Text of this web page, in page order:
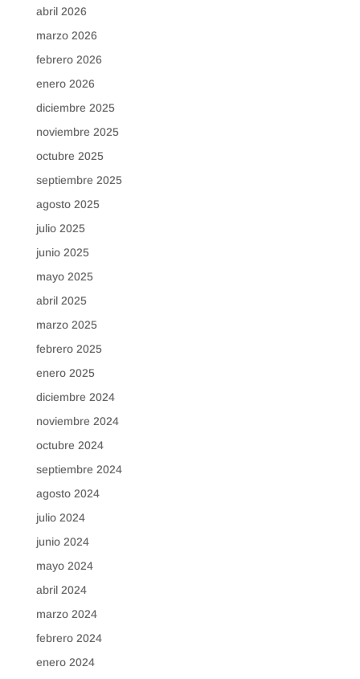
abril 2026
marzo 2026
febrero 2026
enero 2026
diciembre 2025
noviembre 2025
octubre 2025
septiembre 2025
agosto 2025
julio 2025
junio 2025
mayo 2025
abril 2025
marzo 2025
febrero 2025
enero 2025
diciembre 2024
noviembre 2024
octubre 2024
septiembre 2024
agosto 2024
julio 2024
junio 2024
mayo 2024
abril 2024
marzo 2024
febrero 2024
enero 2024